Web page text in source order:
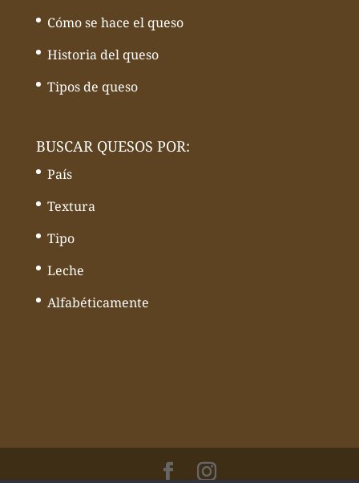
Cómo se hace el queso
Historia del queso
Tipos de queso
BUSCAR QUESOS POR:
País
Textura
Tipo
Leche
Alfabéticamente